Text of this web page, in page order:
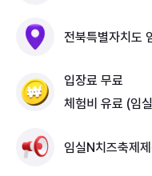
전북특별자치도
입장료 무료
체험비 유료 (임
임실N치즈축제